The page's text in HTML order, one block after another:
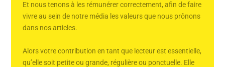
Et nous tenons à les rémunérer correctement, afin de faire
vivre au sein de notre média les valeurs que nous prônons
dans nos articles.
Alors votre contribution en tant que lecteur est essentielle,
qu’elle soit petite ou grande, régulière ou ponctuelle. Elle